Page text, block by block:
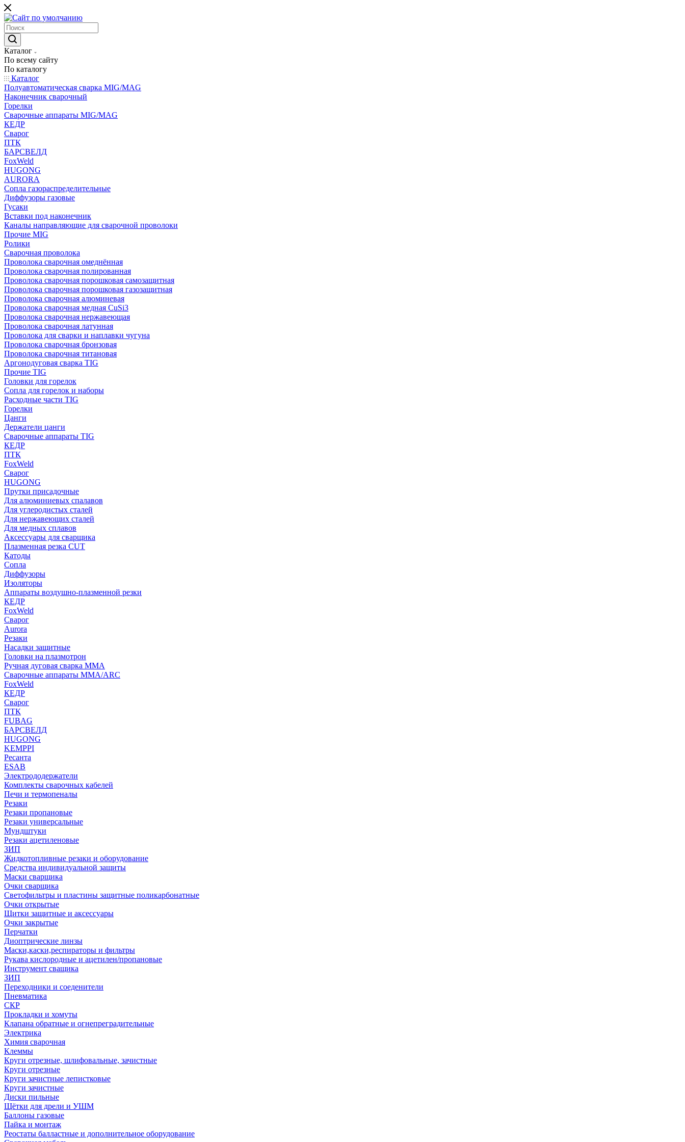
Каталог
По всему сайту
По каталогу
Каталог
Полуавтоматическая сварка MIG/MAG
Наконечник сварочный
Горелки
Сварочные аппараты MIG/MAG
КЕДР
Сварог
ПТК
БАРСВЕЛД
FoxWeld
HUGONG
AURORA
Сопла газораспределительные
Диффузоры газовые
Гусаки
Вставки под наконечник
Каналы направляющие для сварочной проволоки
Прочие MIG
Ролики
Cварочная проволока
Проволока сварочная омеднённая
Проволока сварочная полированная
Проволока сварочная порошковая самозащитная
Проволока сварочная порошковая газозащитная
Проволока сварочная алюминевая
Проволока сварочная медная CuSi3
Проволока сварочная нержавеющая
Проволока сварочная латунная
Проволока для сварки и наплавки чугуна
Проволока сварочная бронзовая
Проволока сварочная титановая
Аргонодуговая сварка TIG
Прочие TIG
Головки для горелок
Сопла для горелок и наборы
Расходные части TIG
Горелки
Цанги
Держатели цанги
Сварочные аппараты TIG
КЕДР
ПТК
FoxWeld
Сварог
HUGONG
Прутки присадочные
Для алюминиевых спалавов
Для углеродистых сталей
Для нержавеющих сталей
Для медных сплавов
Аксессуары для сварщика
Плазменная резка CUT
Катоды
Сопла
Диффузоры
Изоляторы
Аппараты воздушно-плазменной резки
КЕДР
FoxWeld
Сварог
Aurora
Резаки
Насадки защитные
Головки на плазмотрон
Ручная дуговая сварка MMA
Сварочные аппараты MMA/ARC
FoxWeld
КЕДР
Сварог
ПТК
FUBAG
БАРСВЕЛД
HUGONG
KEMPPI
Ресанта
ESAB
Электрододержатели
Комплекты сварочных кабелей
Печи и термопеналы
Резаки
Резаки пропановые
Резаки универсальные
Мундштуки
Резаки ацетиленовые
ЗИП
Жидкотопливные резаки и оборудование
Средства индивидуальной защиты
Маски сварщика
Очки сварщика
Светофильтры и пластины защитные поликарбонатные
Очки открытые
Щитки защитные и аксессуары
Очки закрытые
Перчатки
Диоптрические линзы
Маски,каски,респираторы и фильтры
Рукава кислородные и ацетилен/пропановые
Инструмент сващика
ЗИП
Переходники и соеденители
Пневматика
СКР
Прокладки и хомуты
Клапана обратные и огнепреградительные
Электрика
Химия сварочная
Клеммы
Круги отрезные, шлифовальные, зачистные
Круги отрезные
Круги зачистные лепистковые
Круги зачистные
Диски пильные
Щётки для дрели и УШМ
Баллоны газовые
Пайка и монтаж
Реостаты балластные и дополнительное оборудование